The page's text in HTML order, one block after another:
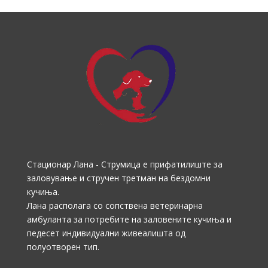
Стационар Лана - Струмица е прифатилиште за
заловување и стручен третман на бездомни
кучиња.
Лана располага со сопствена ветеринарна
амбуланта за потребите на заловените кучиња и
педесет индивидуални живеалишта од
полуотворен тип.